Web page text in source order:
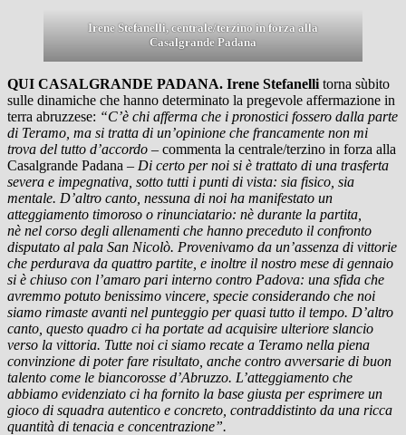
Irene Stefanelli, centrale/terzino in forza alla
Casalgrande Padana
QUI CASALGRANDE PADANA. Irene Stefanelli torna sùbito
sulle dinamiche che hanno determinato la pregevole affermazione in
terra abruzzese: “C’è chi afferma che i pronostici fossero dalla parte
di Teramo, ma si tratta di un’opinione che francamente non mi
trova del tutto d’accordo – commenta la centrale/terzino in forza alla
Casalgrande Padana – Di certo per noi si è trattato di una trasferta
severa e impegnativa, sotto tutti i punti di vista: sia fisico, sia
mentale. D’altro canto, nessuna di noi ha manifestato un
atteggiamento timoroso o rinunciatario: nè durante la partita,
nè nel corso degli allenamenti che hanno preceduto il confronto
disputato al pala San Nicolò. Provenivamo da un’assenza di vittorie
che perdurava da quattro partite, e inoltre il nostro mese di gennaio
si è chiuso con l’amaro pari interno contro Padova: una sfida che
avremmo potuto benissimo vincere, specie considerando che noi
siamo rimaste avanti nel punteggio per quasi tutto il tempo. D’altro
canto, questo quadro ci ha portate ad acquisire ulteriore slancio
verso la vittoria. Tutte noi ci siamo recate a Teramo nella piena
convinzione di poter fare risultato, anche contro avversarie di buon
talento come le biancorosse d’Abruzzo. L’atteggiamento che
abbiamo evidenziato ci ha fornito la base giusta per esprimere un
gioco di squadra autentico e concreto, contraddistinto da una ricca
quantità di tenacia e concentrazione”.